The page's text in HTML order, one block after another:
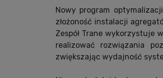
Nowy program
złożoność instalacji
Zespół Trane wykorzystuje
realizować rozwiązania
zwiększając wydajność